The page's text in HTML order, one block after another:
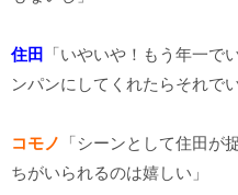
住田
「いやいや！もう年一で
ンパンにしてくれたらそれでい
コモノ
「シーンとして住田が
ちがいられるのは嬉しい」